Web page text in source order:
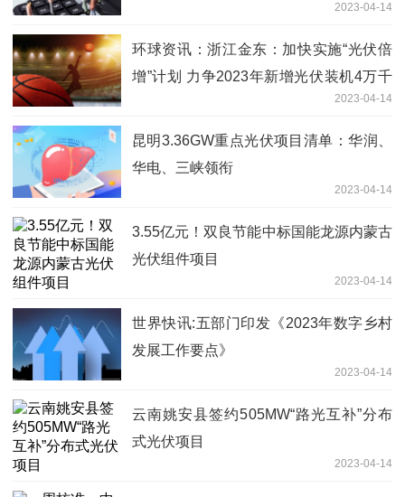
2023-04-14
环球资讯：浙江金东：加快实施“光伏倍
增”计划 力争2023年新增光伏装机4万千
2023-04-14
昆明3.36GW重点光伏项目清单：华润、
华电、三峡领衔
2023-04-14
3.55亿元！双良节能中标国能龙源内蒙古
光伏组件项目
2023-04-14
世界快讯:五部门印发《2023年数字乡村
发展工作要点》
2023-04-14
云南姚安县签约505MW“路光互补”分布
式光伏项目
2023-04-14